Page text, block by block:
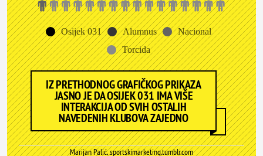
Osijek 031 Alumnus
Nacional
Torcida
IZ PRETHODNOG GRAFIČKOG PRIKAZA
JASNO JE DA OSIJEK 031 IMA VIŠE
INTERAKCIJA OD SVIH OSTALIH
NAVEDENIH KLUBOVA ZAJEDNO
Marijan Palić, sportskimarketing.tumblr.com